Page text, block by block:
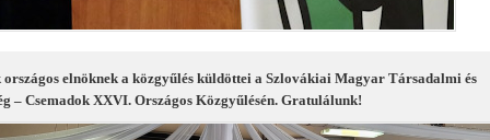
elnöknek a közgyűlés küldöttei a Szlovákiai Magyar Társadalmi és
– Csemadok XXVI. Országos Közgyűlésén. Gratulálunk!